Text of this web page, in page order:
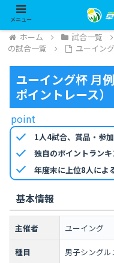
ホーム 試合一覧
の試合一覧
ユーイン
ユーイング杯 月
ポイントレース）
point
check 1人4試合、賞品・参
check 独自のポイントラン
check 年度末に上位8人によ
基本情報
主催者 ユーイング
種目 男子シングル
メニュー